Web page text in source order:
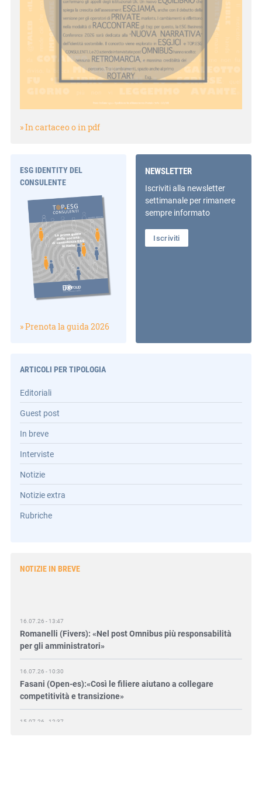
» In cartaceo o in pdf
ESG IDENTITY DEL
CONSULENTE
» Prenota la guida 2026
NEWSLETTER
Iscriviti alla newsletter
settimanale per rimanere
sempre informato
Iscriviti
ARTICOLI PER TIPOLOGIA
Editoriali
Guest post
In breve
Interviste
Notizie
Notizie extra
Rubriche
NOTIZIE IN BREVE
Romanelli (Fivers): «Nel post Omnibus più responsabilità
per gli amministratori»
Fasani (Open-es):«Così le filiere aiutano a collegare
competitività e transizione»